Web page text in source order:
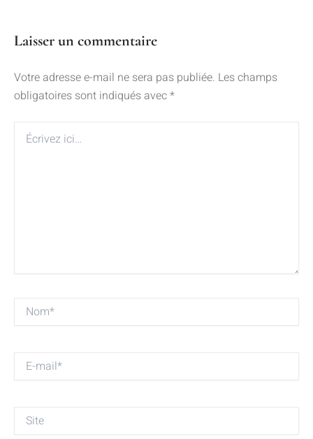
Laisser un commentaire
Votre adresse e-mail ne sera pas publiée. Les champs
obligatoires sont indiqués avec*
Écrivez
Nom*
Site